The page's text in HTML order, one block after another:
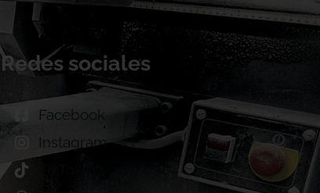
Redes sociales
Facebook
Instagram